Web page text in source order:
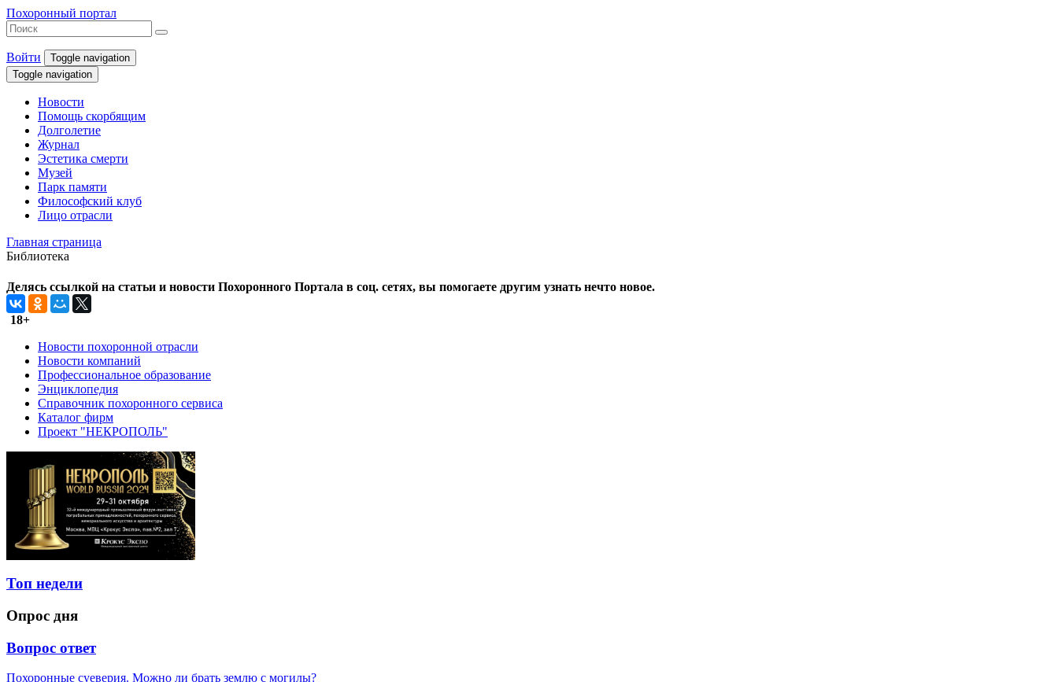
Похоронный портал
Войти
Toggle navigation
Toggle navigation
Новости
Помощь скорбящим
Долголетие
Журнал
Эстетика смерти
Музей
Парк памяти
Философский клуб
Лицо отрасли
Главная страница
Библиотека
Делясь ссылкой на статьи и новости Похоронного Портала в соц. сетях, вы помогаете другим узнать нечто новое.
18+
Новости похоронной отрасли
Новости компаний
Профессиональное образование
Энциклопедия
Справочник похоронного сервиса
Каталог фирм
Проект "НЕКРОПОЛЬ"
Топ недели
Опрос дня
Вопрос ответ
Похоронные суеверия. Можно ли брать землю с могилы?